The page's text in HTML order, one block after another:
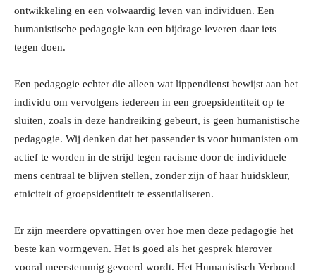
ontwikkeling en een volwaardig leven van individuen. Een
humanistische pedagogie kan een bijdrage leveren daar iets
tegen doen.
Een pedagogie echter die alleen wat lippendienst bewijst aan het
individu om vervolgens iedereen in een groepsidentiteit op te
sluiten, zoals in deze handreiking gebeurt, is geen humanistische
pedagogie. Wij denken dat het passender is voor humanisten om
actief te worden in de strijd tegen racisme door de individuele
mens centraal te blijven stellen, zonder zijn of haar huidskleur,
etniciteit of groepsidentiteit te essentialiseren.
Er zijn meerdere opvattingen over hoe men deze pedagogie het
beste kan vormgeven. Het is goed als het gesprek hierover
vooral meerstemmig gevoerd wordt. Het Humanistisch Verbond